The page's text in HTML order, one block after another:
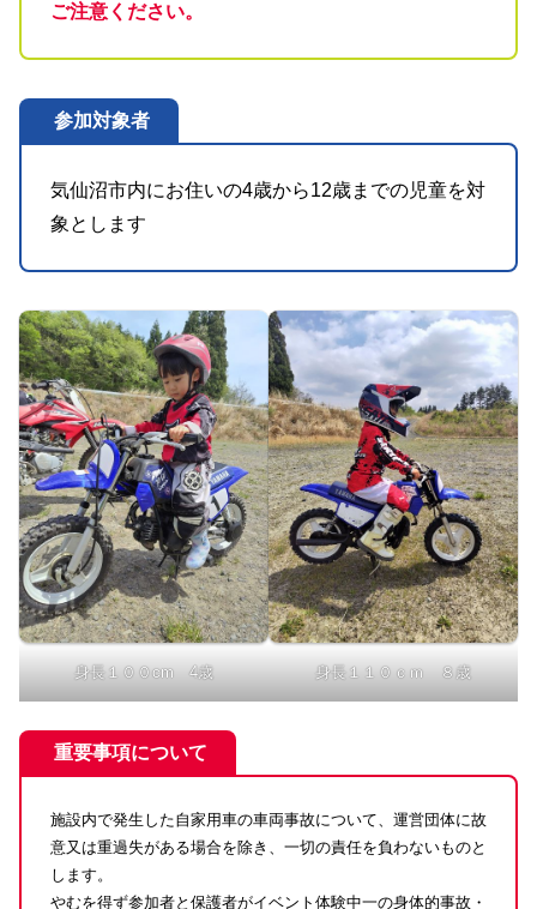
ご注意ください。
参加対象者
気仙沼市内にお住いの4歳から12歳までの児童を対
象とします
身長１００cm 4歳 身長１１０ｃｍ ８歳
重要事項について
施設内で発生した自家用車の車両事故について、運営団体に故
意又は重過失がある場合を除き、一切の責任を負わないものと
します。
やむを得ず参加者と保護者がイベント体験中一の身体的事故・